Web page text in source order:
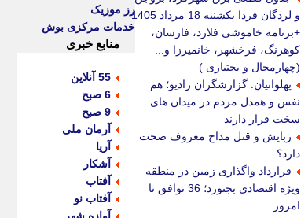
و لردگان فردا یکشنبه 18 مرداد 1405
+برنامه خاموشی فلارد، فارسان،
کوهرنگ، فرخشهر، خانمیرزا و...
(چهارمحال و بختیاری )
پهلوانیان: گزارشگران رادیو؛ هم
نفس و همدل مردم در میدان های
سخت قرار دارند
ربایش و قتل مداح معروف صحت
دارد؟
قرارداد واگذاری زمین در منطقه
ویژه اقتصادی بجنورد؛ 36 توافق تا
امروز
رز موزیک
خدمات مرکزی بوش
منابع خبری
55 آنلاین
6 صبح
9 صبح
آرمان ملی
آریا
آشکار
آفتاب
آفتاب نو